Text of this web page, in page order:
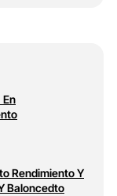
En
Rendimiento Y
Baloncedto